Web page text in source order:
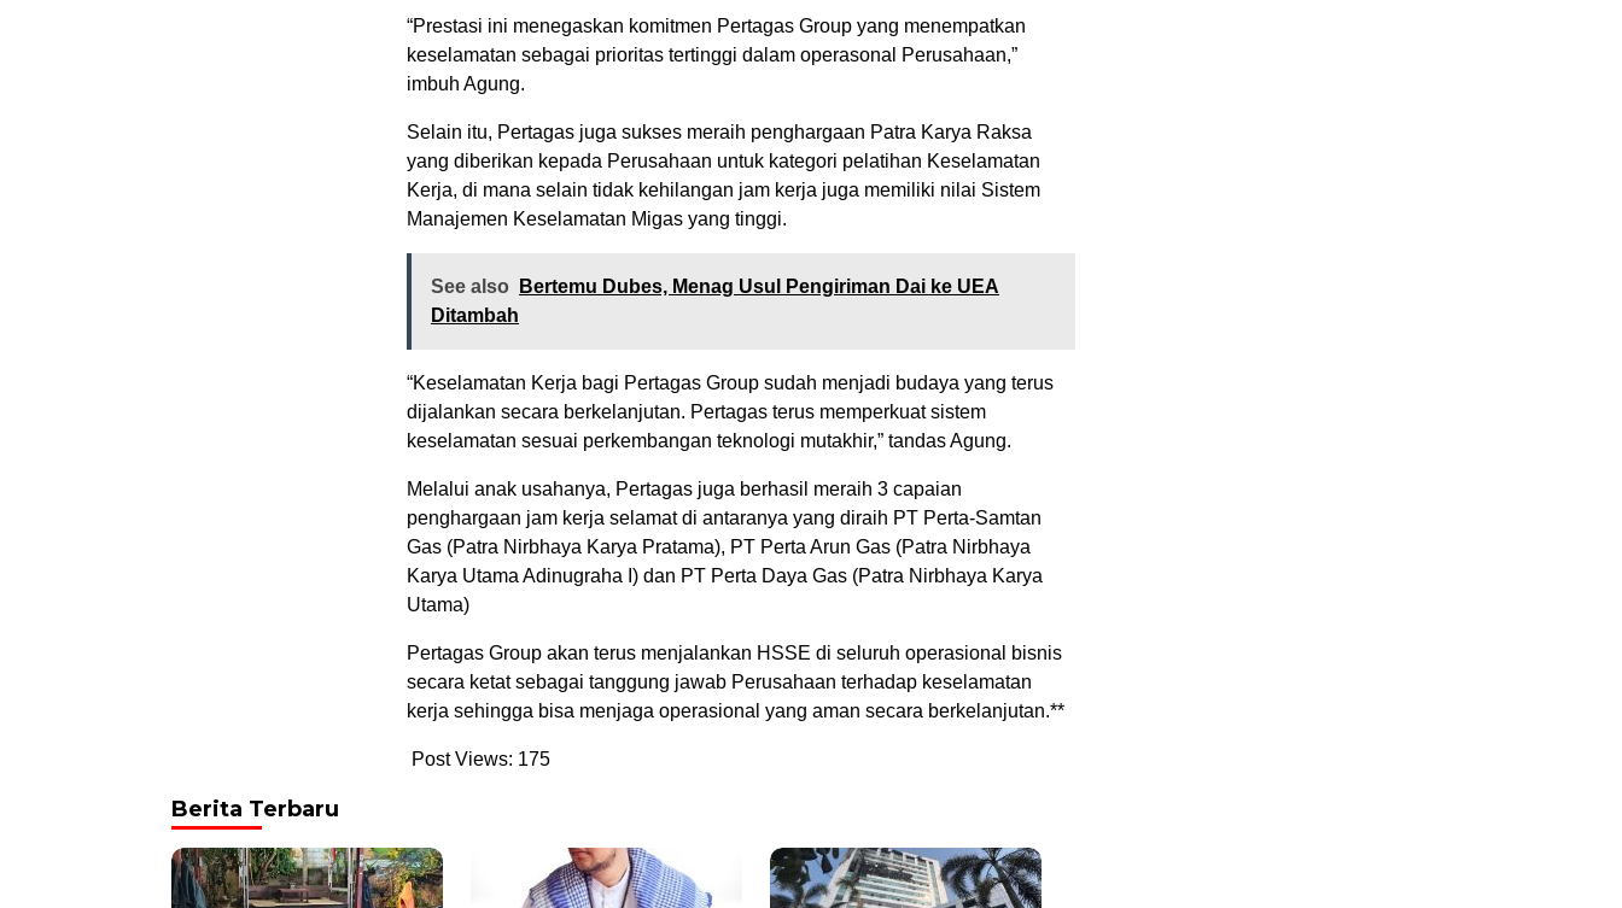
“Prestasi ini menegaskan komitmen Pertagas Group yang menempatkan
keselamatan sebagai prioritas tertinggi dalam operasonal Perusahaan,”
imbuh Agung.
Selain itu, Pertagas juga sukses meraih penghargaan Patra Karya Raksa
yang diberikan kepada Perusahaan untuk kategori pelatihan Keselamatan
Kerja, di mana selain tidak kehilangan jam kerja juga memiliki nilai Sistem
Manajemen Keselamatan Migas yang tinggi.
See also
Bertemu Dubes, Menag Usul Pengiriman Dai ke UEA
Ditambah
“Keselamatan Kerja bagi Pertagas Group sudah menjadi budaya yang terus
dijalankan secara berkelanjutan. Pertagas terus memperkuat sistem
keselamatan sesuai perkembangan teknologi mutakhir,” tandas Agung.
Melalui anak usahanya, Pertagas juga berhasil meraih 3 capaian
penghargaan jam kerja selamat di antaranya yang diraih PT Perta-Samtan
Gas (Patra Nirbhaya Karya Pratama), ⁠PT Perta Arun Gas (Patra Nirbhaya
Karya Utama Adinugraha I) dan PT Perta Daya Gas (Patra Nirbhaya Karya
Utama)
Pertagas Group akan terus menjalankan HSSE di seluruh operasional bisnis
secara ketat sebagai tanggung jawab Perusahaan terhadap keselamatan
kerja sehingga bisa menjaga operasional yang aman secara berkelanjutan.**
Post Views: 175
Berita Terbaru